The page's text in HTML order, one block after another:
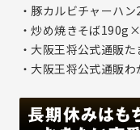
・豚カルビチャーハ
・炒め焼きそば
・大阪王将公式通販
・大阪王将公式通販